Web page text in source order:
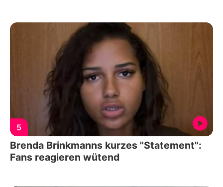
5
Brenda Brinkmanns kurzes "Statement":
Fans reagieren wütend